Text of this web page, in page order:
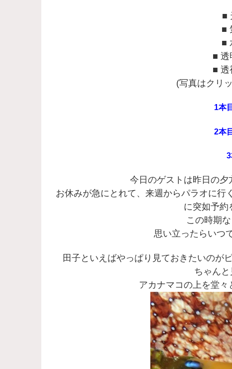
■
■
■
■ 透
■ 透
(写真はクリ
1本
2本
今日のゲストは昨日の夕
お休みが急にとれて、来週からパラオに行
に突如予約
この時期
思い立ったらいつ
田子といえばやっぱり見ておきたいのが
ちゃん
アカナマコの上を堂々